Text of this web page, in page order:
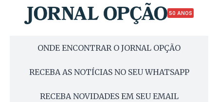
50 ANOS
ONDE ENCONTRAR O JORNAL OPÇÃO
RECEBA AS NOTÍCIAS NO SEU WHATSAPP
RECEBA NOVIDADES EM SEU EMAIL